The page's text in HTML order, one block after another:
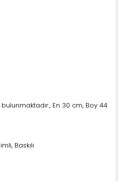
En 30 cm, Boy 44
Baskılı